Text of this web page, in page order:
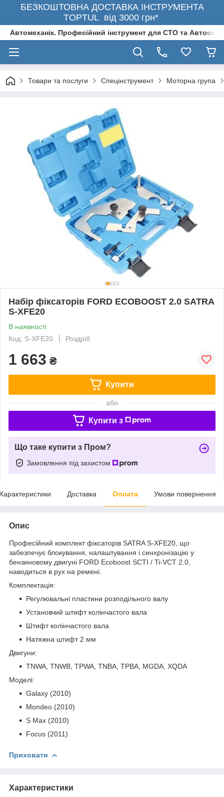
БЕЗКОШТОВНА ДОСТАВКА ІНСТРУМЕНТА
TOPTUL від 3000 грн*
Автомеханік. Професійний інструмент для СТО та
Товари та послуги Спецінструмент Моторна група
Набір фіксаторів FORD ECOBOOST 2.0 SATRA
S-XFE20
В наявності
Код: S-XFE20
Роздріб
1 663 ₴
Купити
або
Купити з
Що таке купити з Пром?
Замовлення під захистом
Доставка Оплата Умови повернення
Опис
Професійний комплект фіксаторів SATRA S-XFE20, що
забезпечує блокування, налаштування і синхронізацію у
бензиновому двигуні FORD Ecoboost SCTI / Ti-VCT 2.0,
наводиться в рух на ремені.
Комплектація:
Регулювальні пластини розподільного валу
Установчий штифт колінчастого вала
Штифт колінчастого вала
Натяжна штифт 2 мм
Двигуни:
TNWA, TNWB, TPWA, TNBA, TPBA, MGDA, XQDA
Моделі:
Galaxy (2010)
Mondeo (2010)
S Max (2010)
Focus (2011)
Приховати
Характеристики